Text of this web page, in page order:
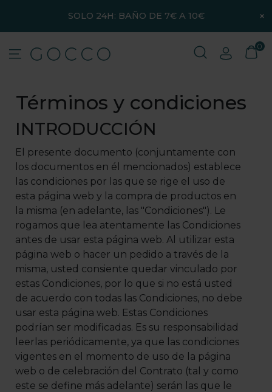
SOLO 24H: BAÑO DE 7€ A 10€ ×
0
Términos y condiciones
INTRODUCCIÓN
El presente documento (conjuntamente con
los documentos en él mencionados) establece
las condiciones por las que se rige el uso de
esta página web y la compra de productos en
la misma (en adelante, las "Condiciones"). Le
rogamos que lea atentamente las Condiciones
antes de usar esta página web. Al utilizar esta
página web o hacer un pedido a través de la
misma, usted consiente quedar vinculado por
estas Condiciones, por lo que si no está usted
de acuerdo con todas las Condiciones, no debe
usar esta página web. Estas Condiciones
podrían ser modificadas. Es su responsabilidad
leerlas periódicamente, ya que las condiciones
vigentes en el momento de uso de la página
web o de celebración del Contrato (tal y como
este se define más adelante) serán las que le